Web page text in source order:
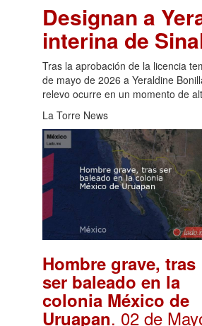
Designan a
interina de
Tras la aprobación de la licencia
de mayo de 2026 a Yeraldine
relevo ocurre en un momento de
La Torre News
Hombre grave, tras
ser baleado en la
colonia México de
Uruapan. 02 de